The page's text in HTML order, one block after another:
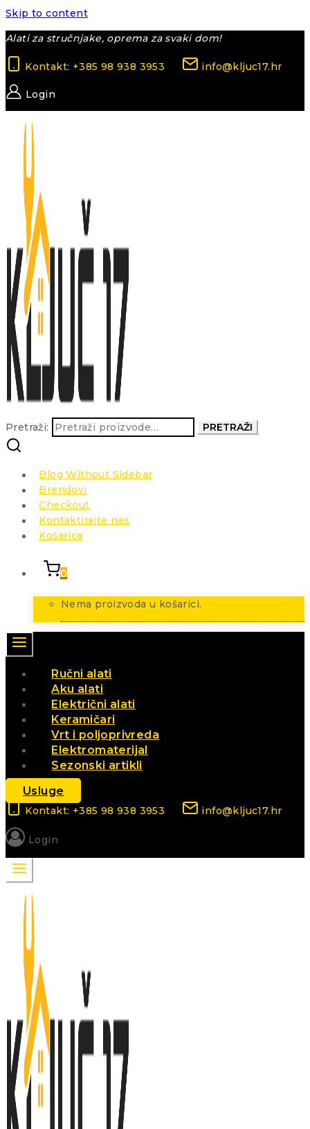
Skip to content
Alati za stručnjake, oprema za svaki dom!
Kontakt: +385 98 938 3953 info@kljuc17.hr
Login
Pretraži: PRETRAŽI
Blog Without Sidebar
Brendovi
Checkout
Kontaktirajte nas
Košarica
0
Nema proizvoda u košarici.
Ručni alati
Aku alati
Električni alati
Keramičari
Vrt i poljoprivreda
Elektromaterijal
Sezonski artikli
Usluge
Kontakt: +385 98 938 3953 info@kljuc17.hr
Login